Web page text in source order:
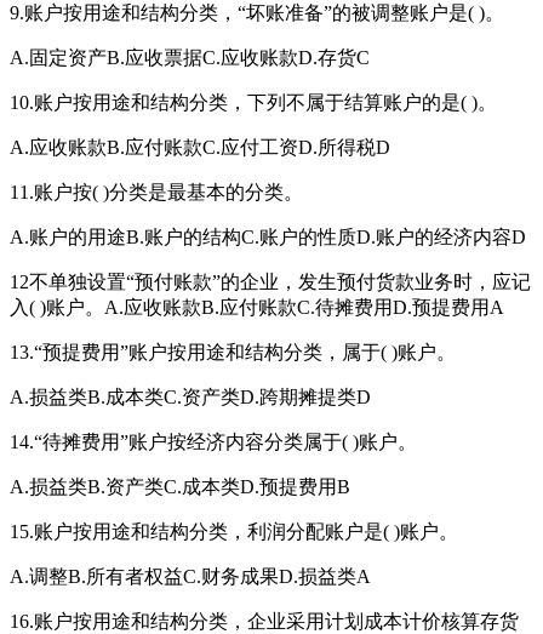
9.账户按用途和结构分类，“坏账准备”的被调整账户是( )。
A.固定资产B.应收票据C.应收账款D.存货C
10.账户按用途和结构分类，下列不属于结算账户的是( )。
A.应收账款B.应付账款C.应付工资D.所得税D
11.账户按( )分类是最基本的分类。
A.账户的用途B.账户的结构C.账户的性质D.账户的经济内容D
12不单独设置“预付账款”的企业，发生预付货款业务时，应记
入( )账户。A.应收账款B.应付账款C.待摊费用D.预提费用A
13.“预提费用”账户按用途和结构分类，属于( )账户。
A.损益类B.成本类C.资产类D.跨期摊提类D
14.“待摊费用”账户按经济内容分类属于( )账户。
A.损益类B.资产类C.成本类D.预提费用B
15.账户按用途和结构分类，利润分配账户是( )账户。
A.调整B.所有者权益C.财务成果D.损益类A
16.账户按用途和结构分类，企业采用计划成本计价核算存货